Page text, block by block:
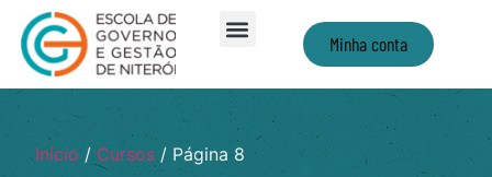
Minha conta
Início/Cursos/ Página 8